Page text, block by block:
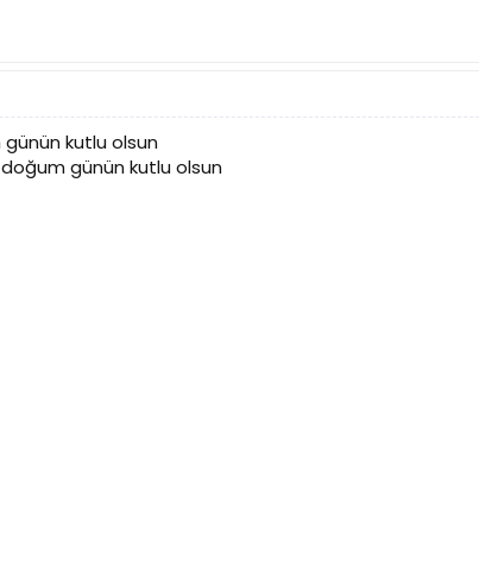
kutlu olsun
günün kutlu olsun